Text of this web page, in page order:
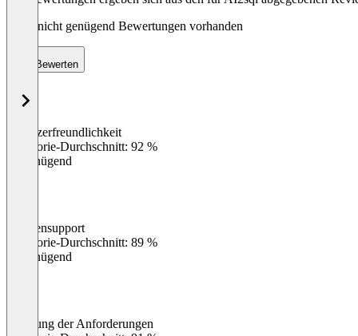
Noch nicht genügend Bewertungen vorhanden
Bewerten
Benutzerfreundlichkeit
Kategorie-Durchschnitt: 92 %
Ungenügend
Kundensupport
Kategorie-Durchschnitt: 89 %
Ungenügend
Erfüllung der Anforderungen